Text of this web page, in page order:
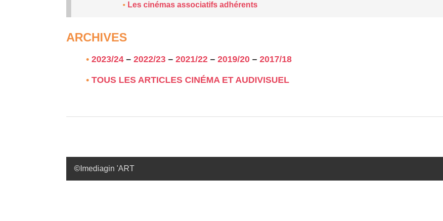
• Les cinémas associatifs adhérents
ARCHIVES
• 2023/24– 2022/23– 2021/22– 2019/20– 2017/18
• TOUS LES ARTICLES CINÉMA ET AUDIVISUEL
©Imediagin 'ART